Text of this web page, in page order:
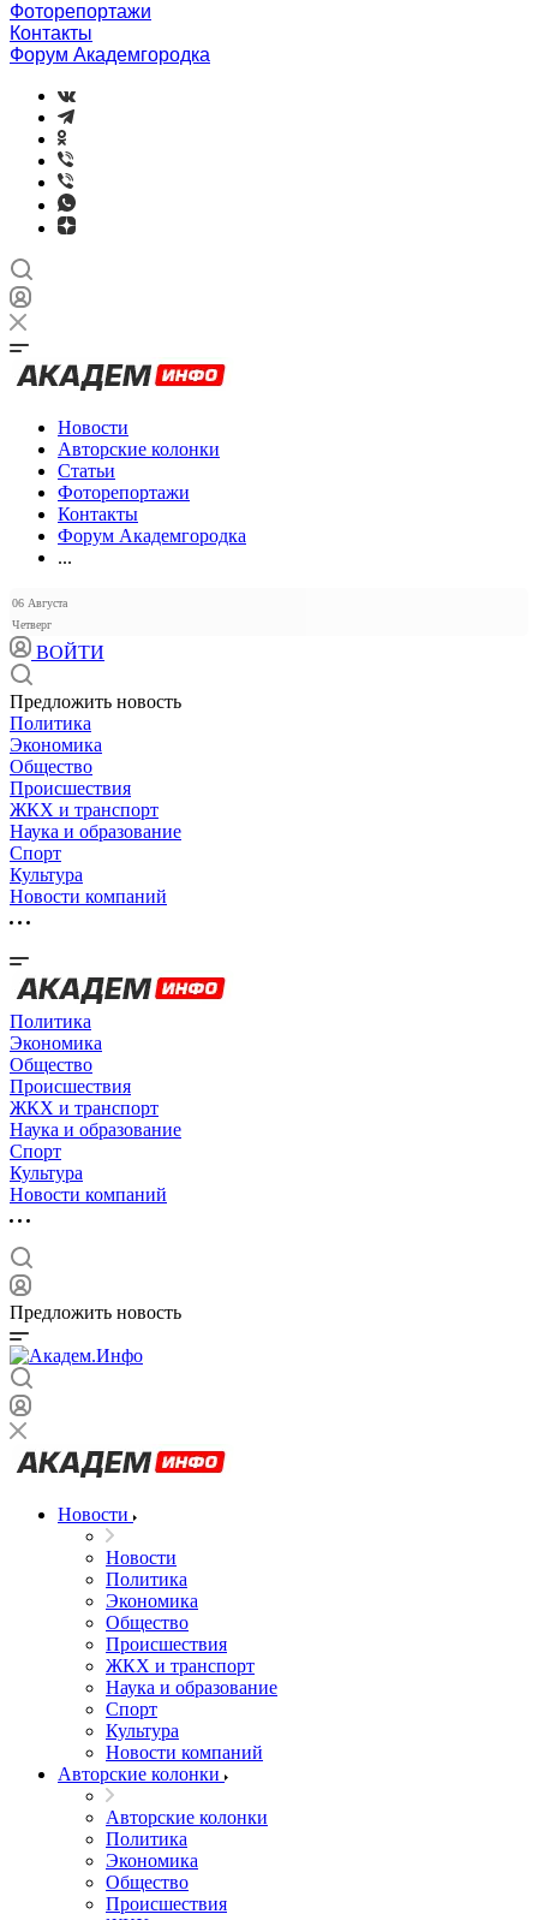
Фоторепортажи
Контакты
Форум Академгородка
Новости
Авторские колонки
Статьи
Фоторепортажи
Контакты
Форум Академгородка
...
06 Августа
Четверг
ВОЙТИ
Предложить новость
Политика
Экономика
Общество
Происшествия
ЖКХ и транспорт
Наука и образование
Спорт
Культура
Новости компаний
Политика
Экономика
Общество
Происшествия
ЖКХ и транспорт
Наука и образование
Спорт
Культура
Новости компаний
Предложить новость
Новости
Новости
Политика
Экономика
Общество
Происшествия
ЖКХ и транспорт
Наука и образование
Спорт
Культура
Новости компаний
Авторские колонки
Авторские колонки
Политика
Экономика
Общество
Происшествия